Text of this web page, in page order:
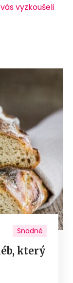
vyzkoušeli
Snadné
který